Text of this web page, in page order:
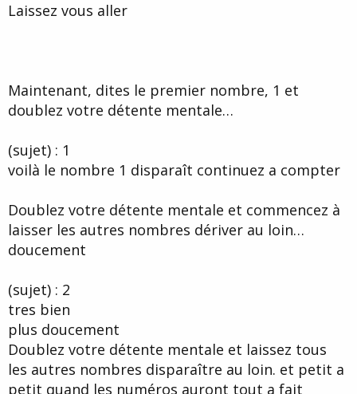
Laissez vous aller
Maintenant, dites le premier nombre, 1 et
doublez votre détente mentale…
(sujet) : 1
voilà le nombre 1 disparaît continuez a compter
Doublez votre détente mentale et commencez à
laisser les autres nombres dériver au loin…
doucement
(sujet) : 2
tres bien
plus doucement
Doublez votre détente mentale et laissez tous
les autres nombres disparaître au loin. et petit a
petit quand les numéros auront tout a fait